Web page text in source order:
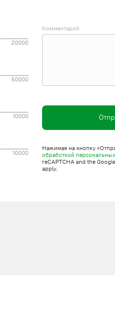
20000
50000
10000
10000
Комментарий
Нажимая на кнопку
обработкой
reCAPTCHA and the Google
apply.